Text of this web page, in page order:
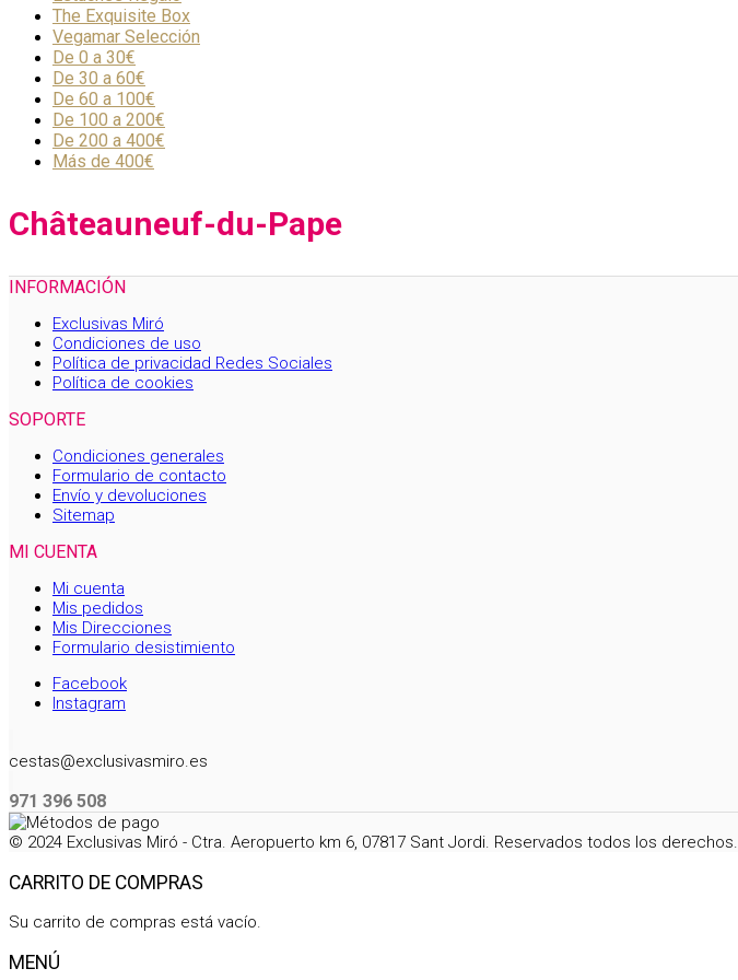
The Exquisite Box
Vegamar Selección
De 0 a 30€
De 30 a 60€
De 60 a 100€
De 100 a 200€
De 200 a 400€
Más de 400€
Châteauneuf-du-Pape
INFORMACIÓN
Exclusivas Miró
Condiciones de uso
Política de privacidad Redes Sociales
Política de cookies
SOPORTE
Condiciones generales
Formulario de contacto
Envío y devoluciones
Sitemap
MI CUENTA
Mi cuenta
Mis pedidos
Mis Direcciones
Formulario desistimiento
Facebook
Instagram
cestas@exclusivasmiro.es
971 396 508
© 2024 Exclusivas Miró - Ctra. Aeropuerto km 6, 07817 Sant Jordi. Reservados todos los derechos.
CARRITO DE COMPRAS
Su carrito de compras está vacío.
MENÚ